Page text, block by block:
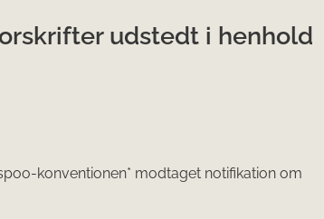
udstedt i henhold
konventionen* modtaget notifikation om